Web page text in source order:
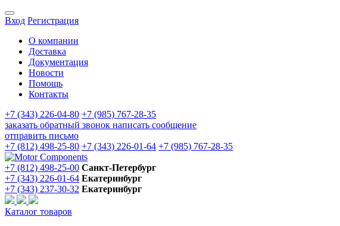
Вход Регистрация
О компании
Доставка
Документация
Новости
Помощь
Контакты
+7 (343) 226-04-80 +7 (985) 767-28-35
заказать обратный звонок написать сообщение
отправить письмо
+7 (812) 498-25-80 +7 (343) 226-01-64 +7 (985) 767-28-35
+7 (812) 498-25-00 Санкт-Петербург
+7 (343) 226-01-64 Екатеринбург
+7 (343) 237-30-32 Екатеринбург
Каталог товаров